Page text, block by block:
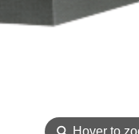
Hover to